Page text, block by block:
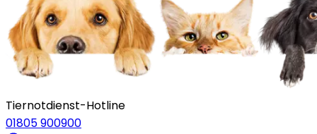
Tiernotdienst-Hotline
01805 900900